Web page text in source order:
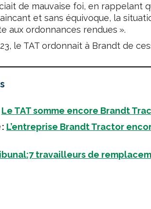
de mauvaise foi, en rappelant
et sans équivoque, la
aux ordonnances rendues ».
le TAT ordonnait à Brandt de
Le TAT somme encore Brandt
: L’entreprise Brandt Tractor
travailleurs de